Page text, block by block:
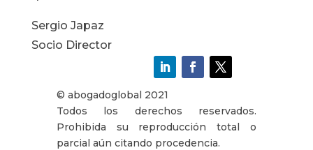
Sergio Japaz
Socio Director
© abogadoglobal 2021
Todos los derechos reservados.
Prohibida su reproducción total o
parcial aún citando procedencia.